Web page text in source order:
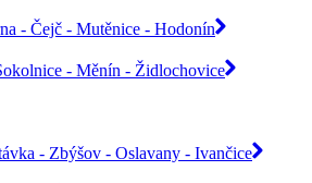
- Čejč - Mutěnice - Hodonín
- Měnín - Židlochovice
- Zbýšov - Oslavany - Ivančice